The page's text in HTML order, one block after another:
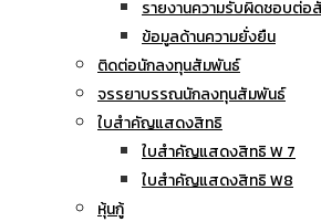
รายงานความรับผิดชอบต่อ
ข้อมูลด้านความยั่งยืน
ติดต่อนักลงทุนสัมพันธ์
จรรยาบรรณนักลงทุนสัมพันธ์
ใบสำคัญแสดงสิทธิ
ใบสำคัญแสดงสิทธิ W 7
ใบสำคัญแสดงสิทธิ W8
หุ้นกู้